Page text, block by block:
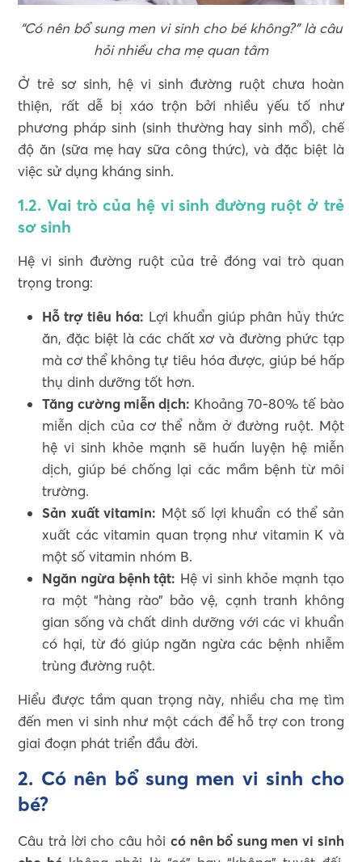
“Có nên bổ sung men vi sinh cho bé không?” là câu
hỏi nhiều cha mẹ quan tâm
Ở trẻ sơ sinh, hệ vi sinh đường ruột chưa hoàn
thiện, rất dễ bị xáo trộn bởi nhiều yếu tố như
phương pháp sinh (sinh thường hay sinh mổ), chế
độ ăn (sữa mẹ hay sữa công thức), và đặc biệt là
việc sử dụng kháng sinh.
1.2. Vai trò của hệ vi sinh đường ruột ở trẻ
sơ sinh
Hệ vi sinh đường ruột của trẻ đóng vai trò quan
trọng trong:
Hỗ trợ tiêu hóa: Lợi khuẩn giúp phân hủy thức
ăn, đặc biệt là các chất xơ và đường phức tạp
mà cơ thể không tự tiêu hóa được, giúp bé hấp
thụ dinh dưỡng tốt hơn.
Tăng cường miễn dịch: Khoảng 70-80% tế bào
miễn dịch của cơ thể nằm ở đường ruột. Một
hệ vi sinh khỏe mạnh sẽ huấn luyện hệ miễn
dịch, giúp bé chống lại các mầm bệnh từ môi
trường.
Sản xuất vitamin: Một số lợi khuẩn có thể sản
xuất các vitamin quan trọng như vitamin K và
một số vitamin nhóm B.
Ngăn ngừa bệnh tật: Hệ vi sinh khỏe mạnh tạo
ra một “hàng rào” bảo vệ, cạnh tranh không
gian sống và chất dinh dưỡng với các vi khuẩn
có hại, từ đó giúp ngăn ngừa các bệnh nhiễm
trùng đường ruột.
Hiểu được tầm quan trọng này, nhiều cha mẹ tìm
đến men vi sinh như một cách để hỗ trợ con trong
giai đoạn phát triển đầu đời.
2. Có nên bổ sung men vi sinh cho
bé?
Câu trả lời cho câu hỏi có nên bổ sung men vi sinh